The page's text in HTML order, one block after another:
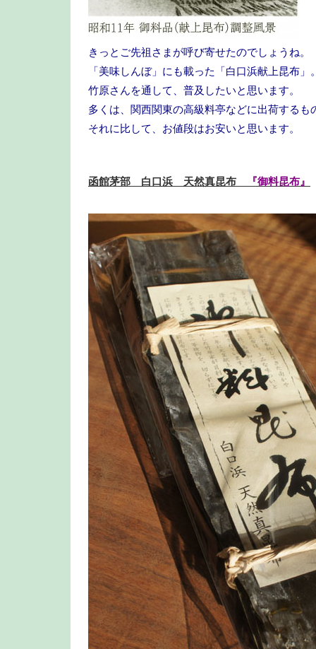
きっとご先祖さまが呼び寄せたのでしょうね。
「美味しんぼ」にも載った「白口浜献上昆布」
竹原さんを通して、普及したいと思います。
多くは、関西関東の高級料亭などに出荷するも
それに比して、お値段はお安いと思います。
函館茅部 白口浜 天然真昆布
『御料昆布』